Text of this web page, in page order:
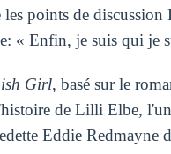
points de
« Enfin, je suis qui je
Girl, basé sur le
de Lilli Elbe,
Eddie Redmayne